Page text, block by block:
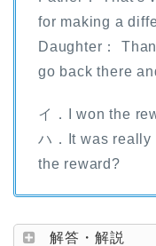
for making a
Daughter：
go back there
イ．I won the
ハ．It was really
the reward?
解答・解説